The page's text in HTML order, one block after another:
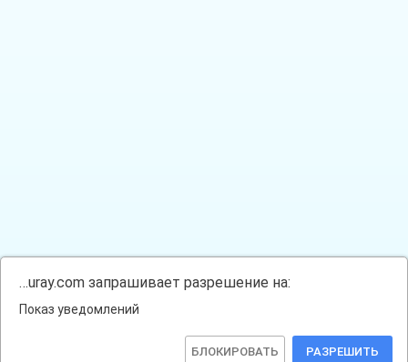
…uray.com запрашивает разрешение на:
Показ уведомлений
БЛОКИРОВАТЬ РАЗРЕШИТЬ